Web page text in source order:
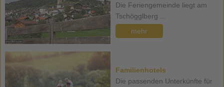
Die Feriengemeinde liegt am
Tschögglberg ...
mehr
Familienhotels
Die passenden Unterkünfte für